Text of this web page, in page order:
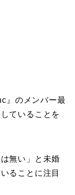
』のメンバー最
ていることを
無い」と未婚
ることに注目